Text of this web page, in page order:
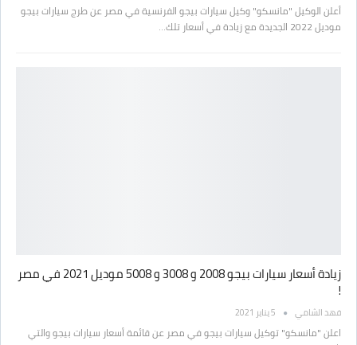
أعلن الوكيل "مانسكو" وكيل سيارات بيجو الفرنسية في مصر عن طرج سيارات بيجو
موديل 2022 الجديدة مع زيادة في أسعار تلك…
زيادة أسعار سيارات بيجو 2008 و 3008 و 5008 موديل 2021 في مصر
!
فهد الشامي 5 يناير 2021
اعلن "مانسكو" توكيل سيارات بيجو في مصر عن قائمة أسعار سيارات بيجو والتي